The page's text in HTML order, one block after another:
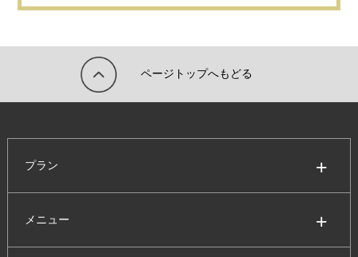
ページトップへもどる
プラン
メニュー